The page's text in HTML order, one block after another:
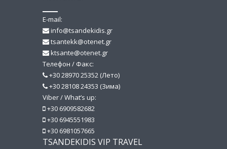
E-mail:
info@tsandekidis.gr
tsantekk@otenet.gr
ktsante@otenet.gr
Телефон / Факс:
+30 28970 25352 (Лето)
+30 28108 24353 (Зима)
Viber / What’s up:
+30 6909582682
+30 6945551983
+30 6981057665
TSANDEKIDIS VIP TRAVEL